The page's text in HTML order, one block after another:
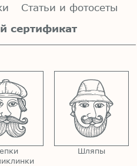
Статьи и фотосеты
сертификат
Шляпы